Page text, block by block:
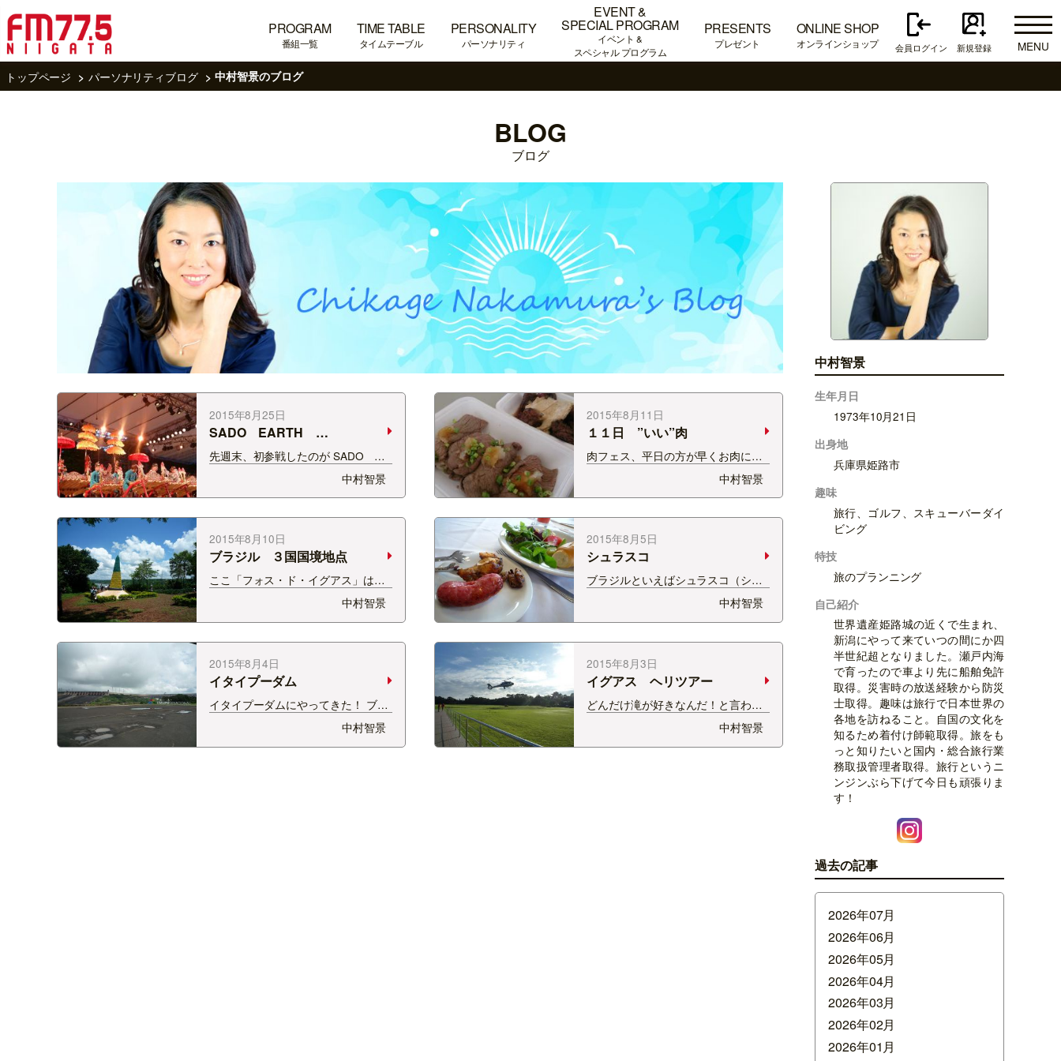
PROGRAM
番組一覧
TIME TABLE
タイムテーブル
PERSONALITY
パーソナリティ
EVENT &
SPECIAL PROGRAM
イベント &
スペシャル プログラム
PRESENTS
プレゼント
ONLINE SHOP
オンラインショップ 会員ログイン 新規登録
MENU
トップページ
パーソナリティブログ 中村智景のブログ
BLOG
ブログ
2015年8月25日
SADO EARTH
CELEBRATION
先週末、初参戦したのが SADO
EARTH CELEBRATION！ ダイビン
グでは何度も行っている佐渡できち
んと見たことがなかった EARTH
CELEBRAION！ メインの城山コンサ
ートでは太鼓を身体で感じてきま…
中村智景
2015年8月11日
１１日 ”いい”肉
肉フェス、平日の方が早くお肉にあ
りつけるかと思い・・・ MIKAちゃん
と参戦してきました。 曇り空の今日
１１日は増量の日だったようで、会
場は大賑わい。 その写真撮るの、忘
れた。。。 どれにしようか迷うお肉
ばかり・・・・ …
中村智景
2015年8月10日
ブラジル ３国国境地点
ここ「フォス・ド・イグアス」は３
国国境の町。 ブラジル、アルゼンチ
ン、パラグアイ。この３カ国。 川が
３つの国境線です。 ここはブラジル
川にある地点。 下の写真の、左の丘
にはアルゼンチンの国旗と同じ色の
三角すいの塔が立っ…
中村智景
2015年8月5日
シュラスコ
ブラジルといえばシュラスコ（シュ
ハスコともいう）。 要するに、牛肉
の串役。 お肉に岩塩を振って鉄の串
に刺し、炭火で焼いて、 ウェイター
さんが串ごとテーブルに運んで切り
分けてくれます。 メンズが変われ
ば、肉の種類も変わる。…
中村智景
2015年8月4日
イタイプーダム
イタイプーダムにやってきた！ ブラ
ジルとパラグアイの国境にあるダ
ム。 最大出力は１４００万キロワッ
ト。 かつでは世界一の発電量を誇っ
中村智景
2015年8月3日
イグアス ヘリツアー
どんだけ滝が好きなんだ！と言われ
そうですが。 もう来ないかもしれな
い、と思い、 あの激流を空から見て
みたい、と思ってしまった。 ヘリツ
中村智景
中村智景
生年月日
1973年10月21日
出身地
兵庫県姫路市
趣味
旅行、ゴルフ、スキューバーダイ
ビング
特技
旅のプランニング
自己紹介
世界遺産姫路城の近くで生まれ、
新潟にやって来ていつの間にか四
半世紀超となりました。瀬戸内海
で育ったので車より先に船舶免許
取得。災害時の放送経験から防災
士取得。趣味は旅行で日本世界の
各地を訪ねること。自国の文化を
知るため着付け師範取得。旅をも
っと知りたいと国内・総合旅行業
務取扱管理者取得。旅行というニ
ンジンぶら下げて今日も頑張りま
す！
過去の記事
2026年07月
2026年06月
2026年05月
2026年04月
2026年03月
2026年02月
2026年01月